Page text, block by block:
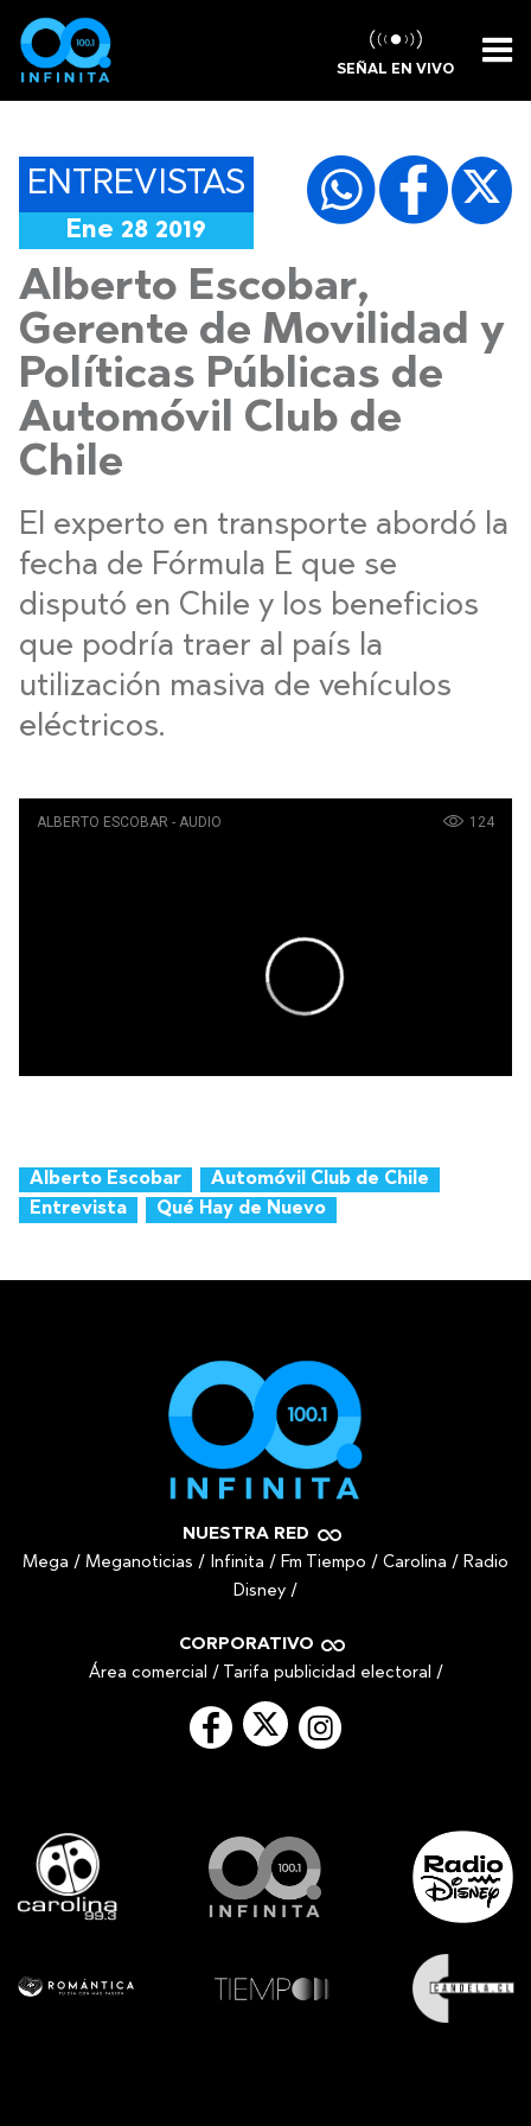
SEÑAL EN VIVO
ENTREVISTAS
Ene 28 2019
Alberto Escobar,
Gerente de Movilidad y
Políticas Públicas de
Automóvil Club de
Chile
El experto en transporte abordó la
fecha de Fórmula E que se
disputó en Chile y los beneficios
que podría traer al país la
utilización masiva de vehículos
eléctricos.
Alberto Escobar
Automóvil Club de Chile
Entrevista
Qué Hay de Nuevo
NUESTRA RED
Mega / Meganoticias / Infinita / Fm Tiempo / Carolina / Radio
Disney /
CORPORATIVO
Área comercial / Tarifa publicidad electoral /